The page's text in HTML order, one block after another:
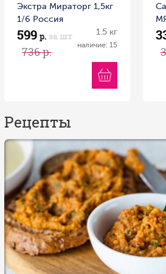
Экстра Мираторг 1,5кг
1/6 Россия
599 р. за шт
736 р.
1.5 кг
наличие: 15
Рецепты